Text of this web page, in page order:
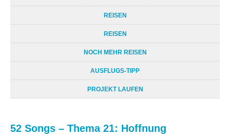
REISEN
REISEN
NOCH MEHR REISEN
AUSFLUGS-TIPP
PROJEKT LAUFEN
52 Songs – Thema 21: Hoffnung